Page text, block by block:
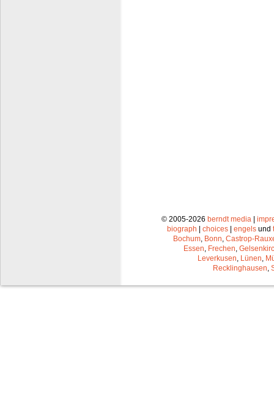
© 2005-2026 berndt media|
biograph
choices engels und
Bochum, Bonn, Castrop-
Essen, Frechen,
Leverkusen, Lünen,
Recklinghausen,